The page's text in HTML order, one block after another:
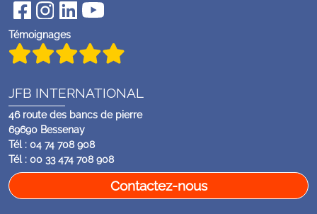
Témoignages
JFB INTERNATIONAL
46 route des bancs de pierre
69690 Bessenay
Tél : 04 74 708 908
Tél : 00 33 474 708 908
Contactez-nous